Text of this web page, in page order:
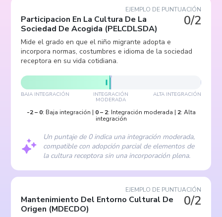
EJEMPLO DE PUNTUACIÓN
0/2
Participacion En La Cultura De La
Sociedad De Acogida (PELCDLSDA)
Mide el grado en que el niño migrante adopta e
incorpora normas, costumbres e idioma de la sociedad
receptora en su vida cotidiana.
BAJA INTEGRACIÓN INTEGRACIÓN
MODERADA
ALTA INTEGRACIÓN
-2– 0: Baja integración | 0– 2: Integración moderada | 2: Alta
integración
Un puntaje de 0 indica una integración moderada,
compatible con adopción parcial de elementos de
la cultura receptora sin una incorporación plena.
EJEMPLO DE PUNTUACIÓN
0/2
Mantenimiento Del Entorno Cultural De
Origen (MDECDO)